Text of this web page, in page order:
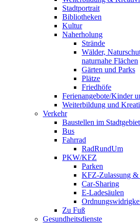
Stadtportrait
Bibliotheken
Kultur
Naherholung
Strände
Wälder,
naturnahe Flächen
Gärten und Parks
Plätze
Friedhöfe
Ferienangebote/Kinder
Weiterbildung und
Verkehr
Baustellen im Stadtgebiet
Bus
Fahrrad
RadRundUm
PKW/KFZ
Parken
KFZ-Zulassung &
Car-Sharing
E-Ladesäulen
Zu Fuß
Gesundheitsdienste